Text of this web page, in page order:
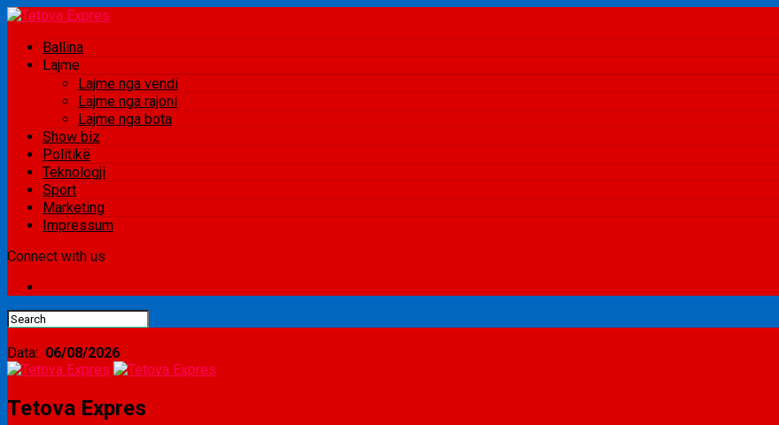
Ballina
Lajme
Lajme nga vendi
Lajme nga rajoni
Lajme nga bota
Show biz
Politikë
Teknologji
Sport
Marketing
Impressum
Connect with us
Data: 06/08/2026
Tetova Expres